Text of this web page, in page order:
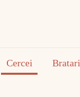
Cercei Bratari